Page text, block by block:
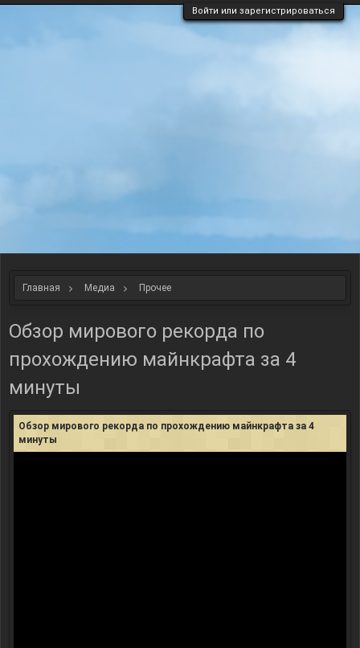
Войти или зарегистрироваться
Главная Медиа Прочее
Обзор мирового рекорда по
прохождению майнкрафта за 4
минуты
Обзор мирового рекорда по прохождению майнкрафта за 4
минуты